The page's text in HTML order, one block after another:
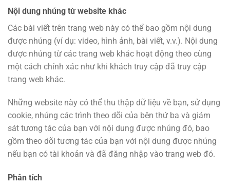
Nội dung nhúng từ website khác
Các bài viết trên trang web này có thể bao gồm nội dung
được nhúng (ví dụ: video, hình ảnh, bài viết, v.v.). Nội dung
được nhúng từ các trang web khác hoạt động theo cùng
một cách chính xác như khi khách truy cập đã truy cập
trang web khác.
Những website này có thể thu thập dữ liệu về bạn, sử dụng
cookie, nhúng các trình theo dõi của bên thứ ba và giám
sát tương tác của bạn với nội dung được nhúng đó, bao
gồm theo dõi tương tác của bạn với nội dung được nhúng
nếu bạn có tài khoản và đã đăng nhập vào trang web đó.
Phân tích